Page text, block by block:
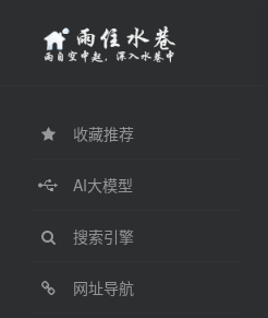
收藏推荐
AI大模型
搜索引擎
网址导航